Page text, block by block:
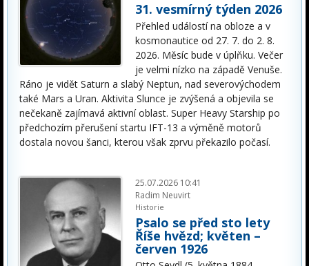
31. vesmírný týden 2026
Přehled událostí na obloze a v
kosmonautice od 27. 7. do 2. 8.
2026. Měsíc bude v úplňku. Večer
je velmi nízko na západě Venuše.
Ráno je vidět Saturn a slabý Neptun, nad severovýchodem
také Mars a Uran. Aktivita Slunce je zvýšená a objevila se
nečekaně zajímavá aktivní oblast. Super Heavy Starship po
předchozím přerušení startu IFT-13 a výměně motorů
dostala novou šanci, kterou však zprvu překazilo počasí.
25.07.2026 10:41
Radim Neuvirt
Historie
Psalo se před sto lety
Říše hvězd; květen –
červen 1926